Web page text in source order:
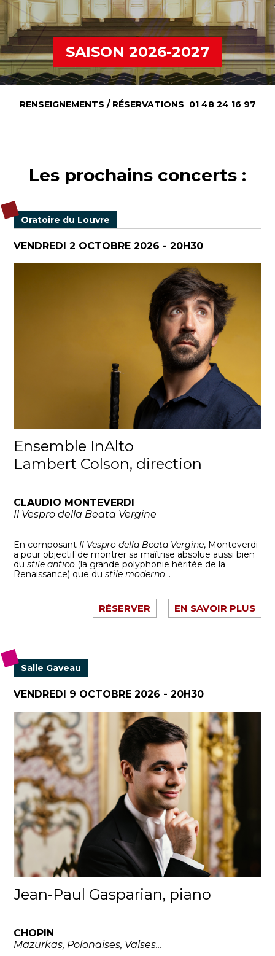
SAISON 2026-2027
RENSEIGNEMENTS / RÉSERVATIONS 01 48 24 16 97
Les prochains concerts :
Oratoire du Louvre
VENDREDI 2 OCTOBRE 2026 - 20H30
Ensemble InAlto
Lambert Colson, direction
CLAUDIO MONTEVERDI
Il Vespro della Beata Vergine
En composant Il Vespro della Beata Vergine, Monteverdi
a pour objectif de montrer sa maîtrise absolue aussi bien
dustile antico (la grande polyphonie héritée de la
Renaissance) que du stile moderno...
RÉSERVER EN SAVOIR PLUS
Salle Gaveau
VENDREDI 9 OCTOBRE 2026 - 20H30
Jean-Paul Gasparian, piano
CHOPIN
Mazurkas, Polonaises, Valses...